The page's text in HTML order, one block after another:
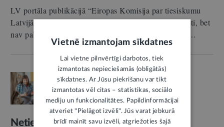
LV portāla publikācijā “Eiropas Komisija par tiesiskumu
Latvijā: iepriekš sniegto rekomendāciju procesi uzsākti, bet
nav pabeigti (I)” aplūkojām Eiropas Komisijas (EK)…
TIESĀŠANĀS
05.06.2026.
Santa Blumberga-Švēde
Netiešas priekšvēlēšanu aģitācijas
Vietnē izmantojam sīkdatnes
Lai vietne pilnvērtīgi darbotos, tiek
izmantotas nepieciešamās (obligātās)
sīkdatnes. Ar Jūsu piekrišanu var tikt
izmantotas vēl citas – statistikas, sociālo
mediju un funkcionalitātes. Papildinformācijai
atveriet "Pielāgot izvēli". Jūs varat jebkurā
brīdī mainīt savu izvēli, atgriežoties šajā